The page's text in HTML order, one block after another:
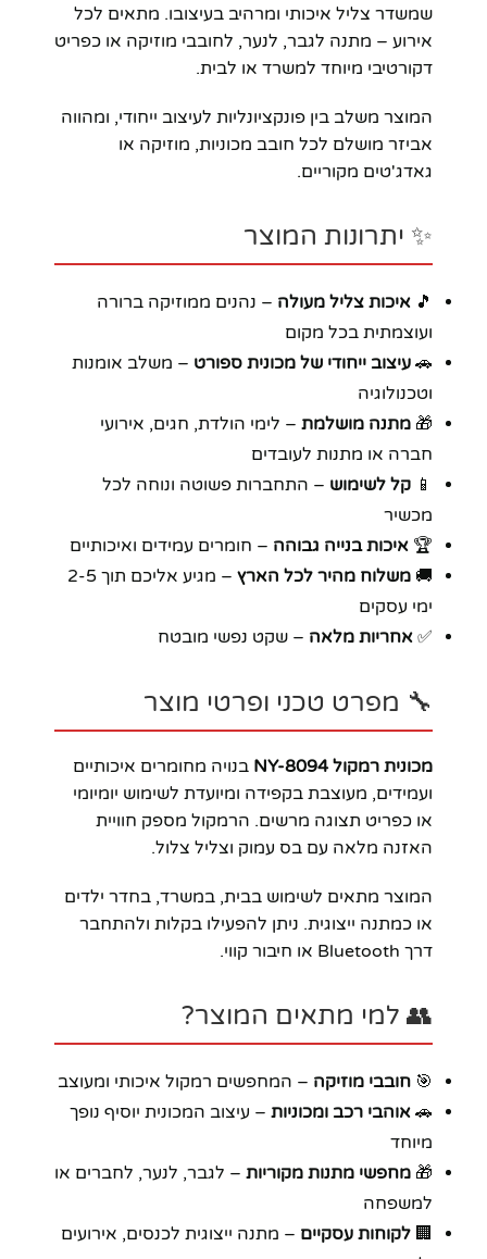
שמשדר צליל איכותי ומרהיב בעיצובו. מתאים לכל
אירוע – מתנה לגבר, לנער, לחובבי מוזיקה או כפריט
דקורטיבי מיוחד למשרד או לבית.
המוצר משלב בין פונקציונליות לעיצוב ייחודי, ומהווה
אביזר מושלם לכל חובב מכוניות, מוזיקה או
גאדג'טים מקוריים.
✨ יתרונות המוצר
🎵 איכות צליל מעולה – נהנים ממוזיקה ברורה
ועוצמתית בכל מקום
🚗 עיצוב ייחודי של מכונית ספורט – משלב אומנות
וטכנולוגיה
🎁 מתנה מושלמת – לימי הולדת, חגים, אירועי
חברה או מתנות לעובדים
📱 קל לשימוש – התחברות פשוטה ונוחה לכל
מכשיר
🏆 איכות בנייה גבוהה – חומרים עמידים ואיכותיים
🚚 משלוח מהיר לכל הארץ
– מגיע אליכם תוך 2-5
ימי עסקים
✅ אחריות מלאה – שקט נפשי מובטח
🔧 מפרט טכני ופרטי מוצר
מכונית רמקול NY-8094
בנויה מחומרים איכותיים
ועמידים, מעוצבת בקפידה ומיועדת לשימוש יומיומי
או כפריט תצוגה מרשים. הרמקול מספק חוויית
האזנה מלאה עם בס עמוק וצליל צלול.
המוצר מתאים לשימוש בבית, במשרד, בחדר ילדים
או כמתנה ייצוגית. ניתן להפעילו בקלות ולהתחבר
דרך Bluetooth או חיבור קווי.
👥 למי מתאים המוצר?
🎯 חובבי מוזיקה – המחפשים רמקול איכותי ומעוצב
🚗 אוהבי רכב ומכוניות – עיצוב המכונית יוסיף נופך
מיוחד
🎁 מחפשי מתנות מקוריות – לגבר, לנער, לחברים או
למשפחה
🏢 לקוחות עסקיים – מתנה ייצוגית לכנסים, אירועים